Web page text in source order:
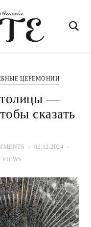
ЦЕРЕМОНИИ
—
сказать
02.12.2024
VIEWS